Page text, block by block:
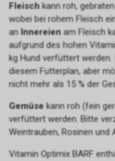
Fleisch kann roh,
wobei bei rohem Fleisch
an Innereien am Fleisch
aufgrund des hohen
kg Hund verfüttert
diesem Futterplan, aber
nicht mehr als 15 % der
Gemüse kann roh (fein
verfüttert werden. Bitte
Weintrauben, Rosinen und
Vitamin Optimix BARF